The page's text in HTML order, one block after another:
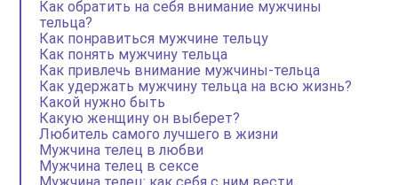
Как обратить на себя внимание мужчины
тельца?
Как понравиться мужчине тельцу
Как понять мужчину тельца
Как привлечь внимание мужчины-тельца
Как удержать мужчину тельца на всю жизнь?
Какой нужно быть
Какую женщину он выберет?
Любитель самого лучшего в жизни
Мужчина телец в любви
Мужчина телец в сексе